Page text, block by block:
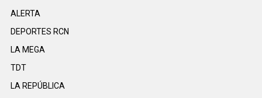
ALERTA
DEPORTES RCN
LA MEGA
TDT
LA REPÚBLICA